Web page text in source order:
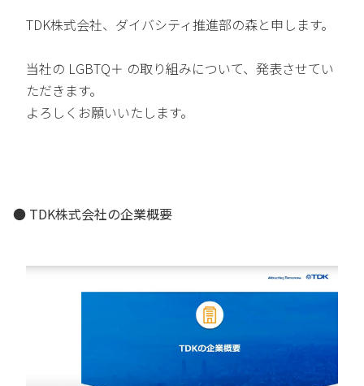
TDK株式会社、ダイバシティ推進部の森と申します。
当社の LGBTQ＋ の取り組みについて、発表させてい
ただきます。
よろしくお願いいたします。
● TDK株式会社の企業概要